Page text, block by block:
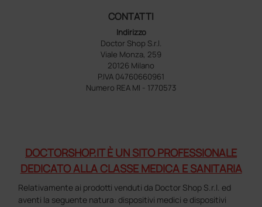
CONTATTI
Indirizzo
Doctor Shop S.r.l.
Viale Monza, 259
20126 Milano
P.IVA 04760660961
Numero REA MI - 1770573
DOCTORSHOP.IT È UN SITO PROFESSIONALE
DEDICATO ALLA CLASSE MEDICA E SANITARIA
Relativamente ai prodotti venduti da Doctor Shop S.r.l. ed
aventi la seguente natura: dispositivi medici e dispositivi